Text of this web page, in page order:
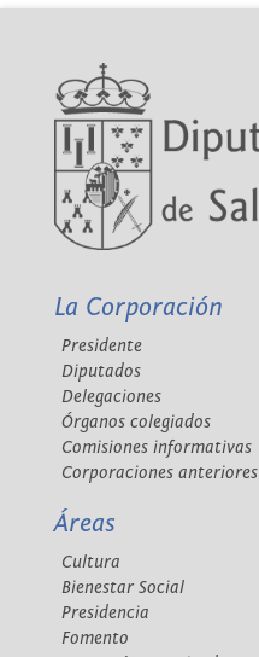
La Corporación
Presidente
Diputados
Delegaciones
Órganos colegiados
Comisiones informativas
Corporaciones anteriores
Áreas
Cultura
Bienestar Social
Presidencia
Fomento